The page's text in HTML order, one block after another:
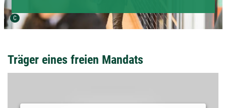
C Urheber der Grafik:
Träger eines freien Mandats